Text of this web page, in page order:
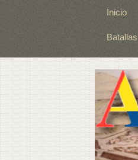
Inicio
Batallas